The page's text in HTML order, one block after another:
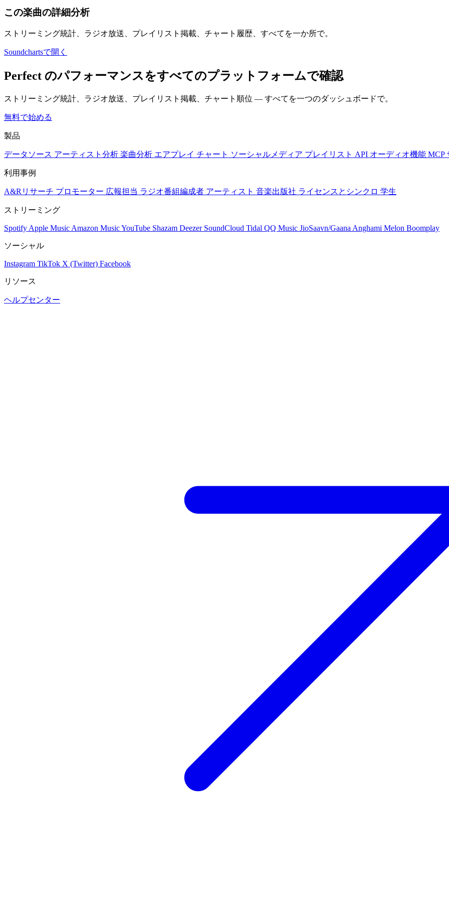
この楽曲の詳細分析
ストリーミング統計、ラジオ放送、プレイリスト掲載、チャート履歴、すべてを一か所で。
Soundchartsで開く
Perfect のパフォーマンスをすべてのプラットフォームで確認
ストリーミング統計、ラジオ放送、プレイリスト掲載、チャート順位 — すべてを一つのダッシュボードで。
無料で始める
製品
データソース アーティスト分析 楽曲分析 エアプレイ チャート ソーシャルメディア プレイリスト API オーディオ機能 MCP
利用事例
A&Rリサーチ プロモーター 広報担当 ラジオ番組編成者 アーティスト 音楽出版社 ライセンスとシンクロ 学生
ストリーミング
Spotify Apple Music Amazon MusicYouTube Shazam Deezer SoundCloud Tidal QQ Music JioSaavn/Gaana Anghami Melon Boomplay
ソーシャル
Instagram TikTok X (Twitter) Facebook
リソース
ヘルプセンター